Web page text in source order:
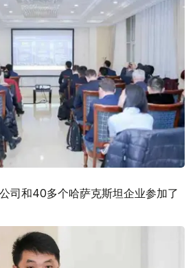
司和40多个哈萨克斯坦企业参加了